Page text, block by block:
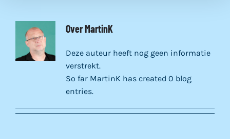
OverMartinK
Deze auteur heeft nog geen informatie
verstrekt.
So far MartinK has created 0 blog
entries.